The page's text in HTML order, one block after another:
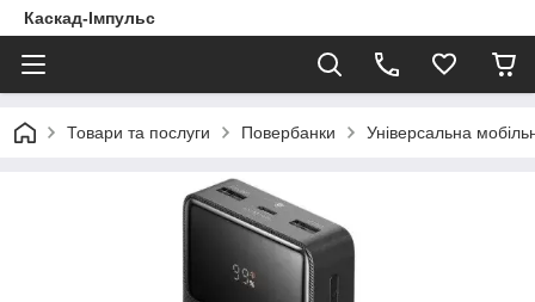
Каскад-Імпульс
Товари та послуги Повербанки Універсальна